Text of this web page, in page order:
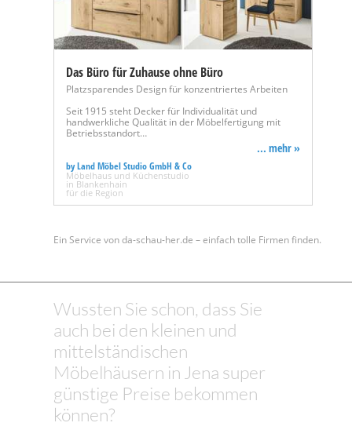
Das Büro für Zuhause ohne Büro
Platzsparendes Design für konzentriertes Arbeiten
Seit 1915 steht Decker für Individualität und
handwerkliche Qualität in der Möbelfertigung mit
Betriebsstandort…
... mehr »
by Land Möbel Studio GmbH & Co
Möbelhaus und Küchenstudio
in Blankenhain
für die Region
Ein Service von da-schau-her.de – einfach tolle Firmen finden.
Wussten Sie schon, dass Sie
auch bei den kleinen und
mittelständischen
Möbelhäusern in Jena super
günstige Preise bekommen
können?